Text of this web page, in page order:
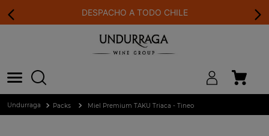
DESPACHO A TODO CHILE
Packs Miel Premium TAKU Triaca - Tineo